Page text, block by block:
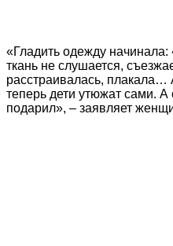
«Гладить одежду
ткань не слушается,
расстраивалась,
теперь дети утюжат сами.
подарил», – заявляет